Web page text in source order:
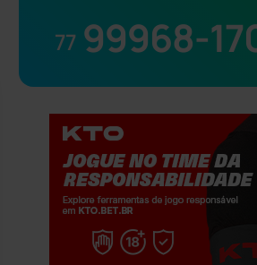
77 99968-